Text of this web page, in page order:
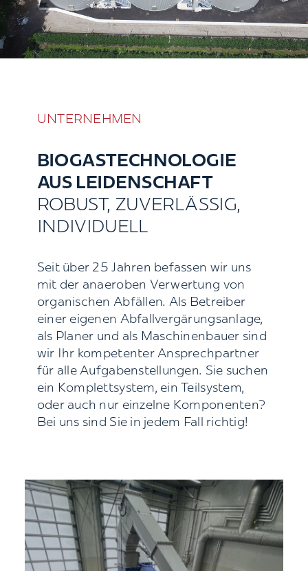
UNTERNEHMEN
BIOGASTECHNOLOGIE
AUS LEIDENSCHAFT
ROBUST, ZUVERLÄSSIG,
INDIVIDUELL
Seit über 25 Jahren befassen wir uns
mit der anaeroben Verwertung von
organischen Abfällen. Als Betreiber
einer eigenen Abfallvergärungsanlage,
als Planer und als Maschinenbauer sind
wir Ihr kompetenter Ansprechpartner
für alle Aufgabenstellungen. Sie suchen
ein Komplettsystem, ein Teilsystem,
oder auch nur einzelne Komponenten?
Bei uns sind Sie in jedem Fall richtig!